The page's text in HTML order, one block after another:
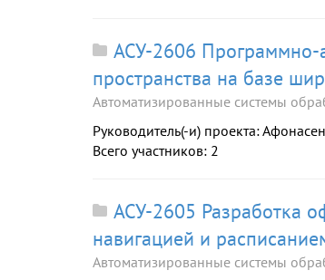
АСУ-2606 Программно-
пространства на базе
Автоматизированные системы
Руководитель(-и) проекта:
Всего участников: 2
АСУ-2605 Разработка
навигацией и
Автоматизированные системы